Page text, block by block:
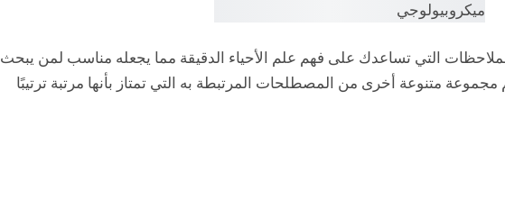
التي تساعدك على فهم علم الأحياء الدقيقة مما يجعله مناسب لمن يبحث
متنوعة أخرى من المصطلحات المرتبطة به التي تمتاز بأنها مرتبة ترتيبًا